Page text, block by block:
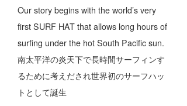
Our story begins with the world’s very
first SURF HAT that allows long hours of
surfing under the hot South Pacific sun.
南太平洋の炎天下で長時間サーフィンす
るために考えだされ世界初のサーフハッ
トとして誕生